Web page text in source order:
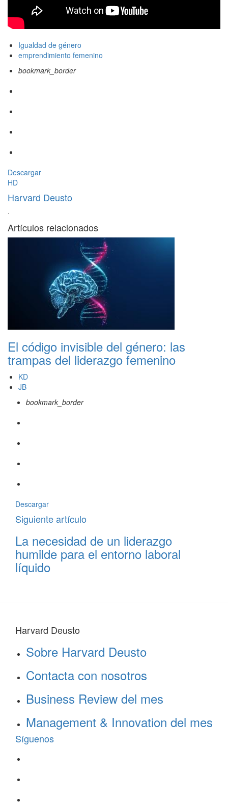
Igualdad de género
emprendimiento femenino
bookmark_border
Descargar
HD
Harvard Deusto
·
Artículos relacionados
El código invisible del género: las
trampas del liderazgo femenino
KD
JB
bookmark_border
Descargar
Siguiente artículo
La necesidad de un liderazgo
humilde para el entorno laboral
líquido
Harvard Deusto
Sobre Harvard Deusto
Contacta con nosotros
Business Review del mes
Management & Innovation del mes
Síguenos